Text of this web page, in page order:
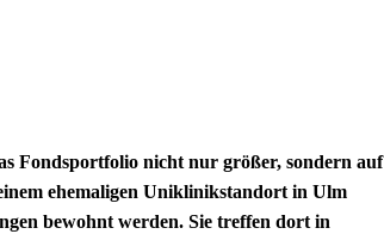
Fondsportfolio nicht nur größer, sondern auf
ehemaligen Uniklinikstandort in Ulm
bewohnt werden. Sie treffen dort in